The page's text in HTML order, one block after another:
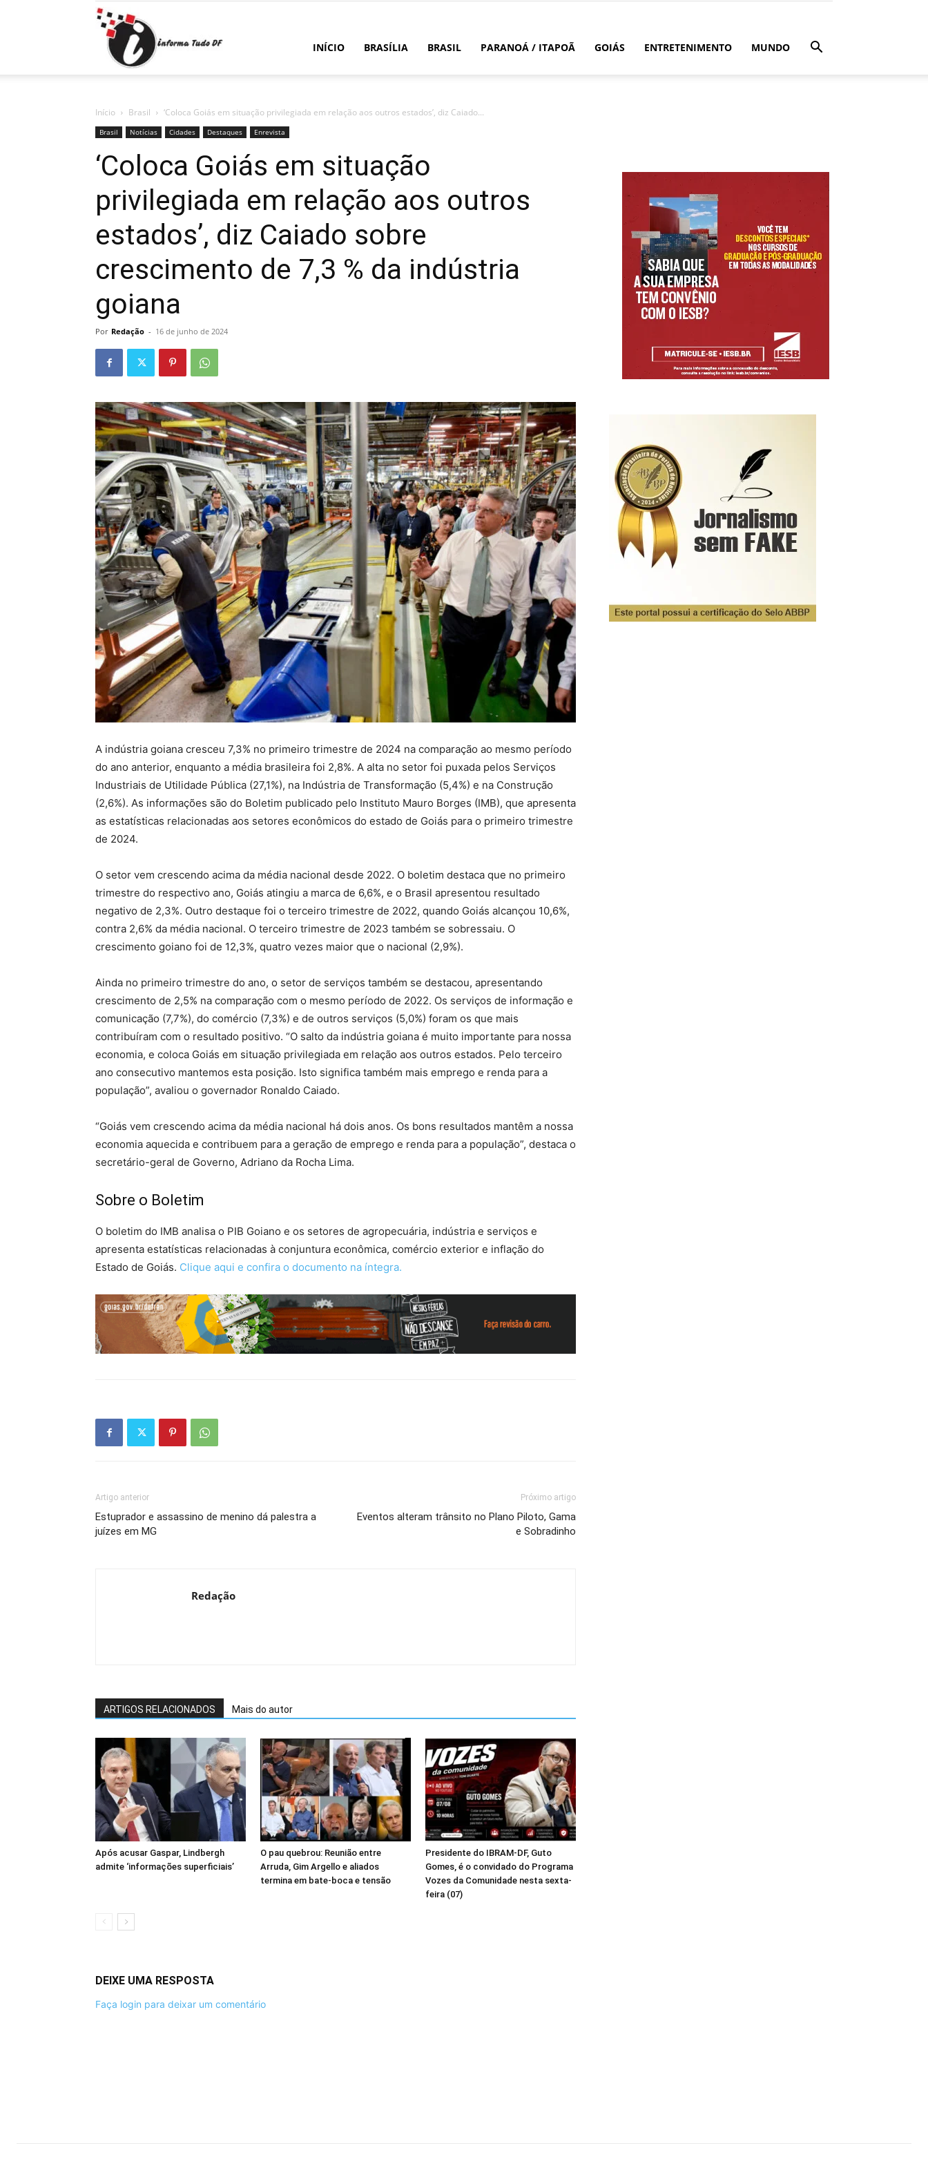
Informa
Tudo
INÍCIO BRASÍLIA BRASIL PARANOÁ / ITAPOÃ GOIÁS ENTRETENIMENTO MUNDO
Início Brasil ‘Coloca Goiás em situação privilegiada em relação aos outros estados’, diz Caiado...
Brasil Notícias Cidades Destaques Enrevista
‘Coloca Goiás em situação
privilegiada em relação aos outros
estados’, diz Caiado sobre
crescimento de 7,3 % da indústria
goiana
Por Redação - 16 de junho de 2024
A indústria goiana cresceu 7,3% no primeiro trimestre de 2024 na comparação ao mesmo período
do ano anterior, enquanto a média brasileira foi 2,8%. A alta no setor foi puxada pelos Serviços
Industriais de Utilidade Pública (27,1%), na Indústria de Transformação (5,4%) e na Construção
(2,6%). As informações são do Boletim publicado pelo Instituto Mauro Borges (IMB), que apresenta
as estatísticas relacionadas aos setores econômicos do estado de Goiás para o primeiro trimestre
de 2024.
O setor vem crescendo acima da média nacional desde 2022. O boletim destaca que no primeiro
trimestre do respectivo ano, Goiás atingiu a marca de 6,6%, e o Brasil apresentou resultado
negativo de 2,3%. Outro destaque foi o terceiro trimestre de 2022, quando Goiás alcançou 10,6%,
contra 2,6% da média nacional. O terceiro trimestre de 2023 também se sobressaiu. O
crescimento goiano foi de 12,3%, quatro vezes maior que o nacional (2,9%).
Ainda no primeiro trimestre do ano, o setor de serviços também se destacou, apresentando
crescimento de 2,5% na comparação com o mesmo período de 2022. Os serviços de informação e
comunicação (7,7%), do comércio (7,3%) e de outros serviços (5,0%) foram os que mais
contribuíram com o resultado positivo. “O salto da indústria goiana é muito importante para nossa
economia, e coloca Goiás em situação privilegiada em relação aos outros estados. Pelo terceiro
ano consecutivo mantemos esta posição. Isto significa também mais emprego e renda para a
população”, avaliou o governador Ronaldo Caiado.
“Goiás vem crescendo acima da média nacional há dois anos. Os bons resultados mantêm a nossa
economia aquecida e contribuem para a geração de emprego e renda para a população”, destaca o
secretário-geral de Governo, Adriano da Rocha Lima.
Sobre o Boletim
O boletim do IMB analisa o PIB Goiano e os setores de agropecuária, indústria e serviços e
apresenta estatísticas relacionadas à conjuntura econômica, comércio exterior e inflação do
Estado de Goiás. Clique aqui e confira o documento na íntegra.
Artigo anterior
Estuprador e assassino de menino dá palestra a
juízes em MG
Próximo artigo
Eventos alteram trânsito no Plano Piloto, Gama
e Sobradinho
Redação
ARTIGOS RELACIONADOS Mais do autor
Após acusar Gaspar, Lindbergh
admite ‘informações superficiais’
O pau quebrou: Reunião entre
Arruda, Gim Argello e aliados
termina em bate-boca e tensão
Presidente do IBRAM-DF, Guto
Gomes, é o convidado do Programa
Vozes da Comunidade nesta sexta-
feira (07)
DEIXE UMA RESPOSTA
Faça login para deixar um comentário